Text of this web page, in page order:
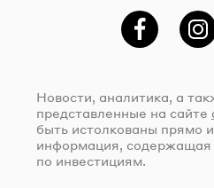
Новости, аналитика, а
представленные на сайте
быть истолкованы прямо
информация, содержащая
по инвестициям.